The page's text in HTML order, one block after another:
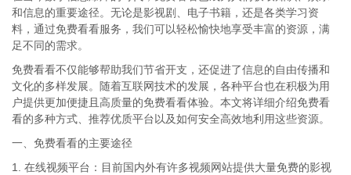
和信息的重要途径。无论是影视剧、电子书籍，还是各类学习资
料，通过免费看看服务，我们可以轻松愉快地享受丰富的资源，满
足不同的需求。
免费看看不仅能够帮助我们节省开支，还促进了信息的自由传播和
文化的多样发展。随着互联网技术的发展，各种平台也在积极为用
户提供更加便捷且高质量的免费看看体验。本文将详细介绍免费看
看的多种方式、推荐优质平台以及如何安全高效地利用这些资源。
一、免费看看的主要途径
1. 在线视频平台：目前国内外有许多视频网站提供大量免费的影视